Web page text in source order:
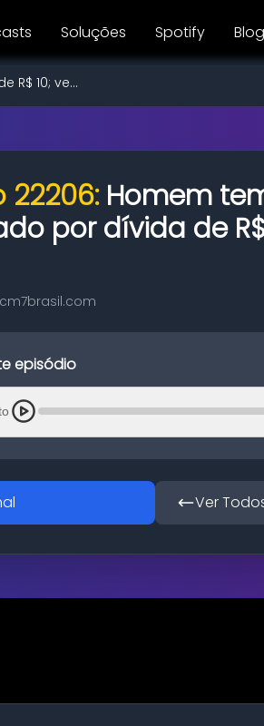
Soluções Spotify Blog
10; ve...
22206: Homem
por dívida de
cm7brasil.com
episódio
Ver